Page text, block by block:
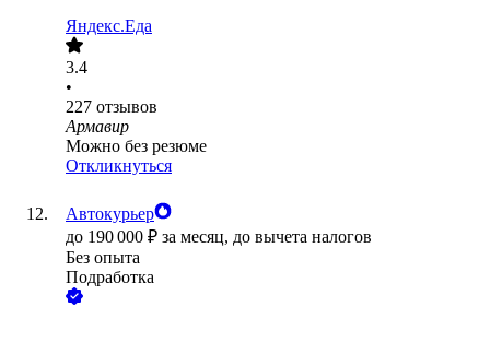
Яндекс.Еда
3.4
•
227 отзывов
Армавир
Можно без резюме
Откликнуться
Автокурьер
до 190 000 ₽ за месяц, до вычета налогов
Без опыта
Подработка